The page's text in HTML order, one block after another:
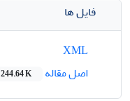
فایل ها
اصل مقاله
244.64 K